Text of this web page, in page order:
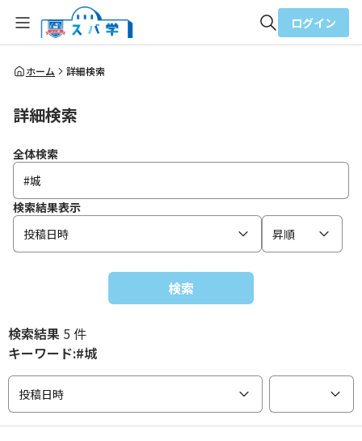
全体検索
ログイン
ホーム 詳細検索
詳細検索
全体検索
検索結果表示
投稿日時
昇順
検索
検索結果 5 件
キーワード:#城
投稿日時